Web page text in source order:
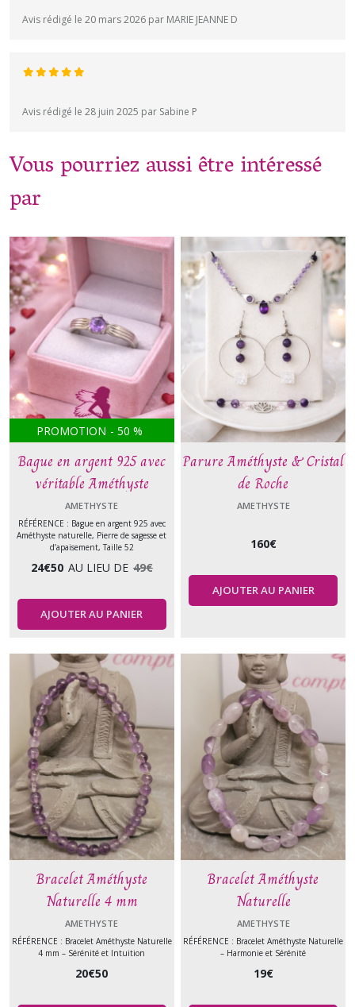
Avis rédigé le 20 mars 2026 par MARIE JEANNE D
Avis rédigé le 28 juin 2025 par Sabine P
Vous pourriez aussi être intéressé
par
PROMOTION - 50 %
Bague en argent 925 avec
véritable Améthyste
AMETHYSTE
RÉFÉRENCE : Bague en argent 925 avec
Améthyste naturelle, Pierre de sagesse et
d’apaisement, Taille 52
24€50 AU LIEU DE 49€
AJOUTER AU PANIER
Parure Améthyste & Cristal
de Roche
AMETHYSTE
160€
AJOUTER AU PANIER
Bracelet Améthyste
Naturelle 4 mm
AMETHYSTE
RÉFÉRENCE : Bracelet Améthyste Naturelle
4 mm – Sérénité et Intuition
20€50
Bracelet Améthyste
Naturelle
AMETHYSTE
RÉFÉRENCE : Bracelet Améthyste Naturelle
– Harmonie et Sérénité
19€